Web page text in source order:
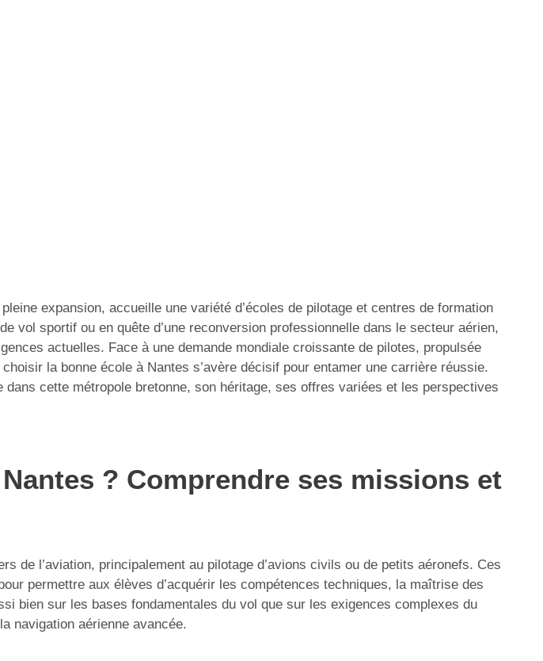
expansion, accueille une variété d’écoles de pilotage et centres de formation
vol sportif ou en quête d’une reconversion professionnelle dans le secteur aérien,
actuelles. Face à une demande mondiale croissante de pilotes, propulsée
la bonne école à Nantes s’avère décisif pour entamer une carrière réussie.
cette métropole bretonne, son héritage, ses offres variées et les perspectives
? Comprendre ses missions et
de l’aviation, principalement au pilotage d’avions civils ou de petits aéronefs. Ces
permettre aux élèves d’acquérir les compétences techniques, la maîtrise des
bien sur les bases fondamentales du vol que sur les exigences complexes du
navigation aérienne avancée.